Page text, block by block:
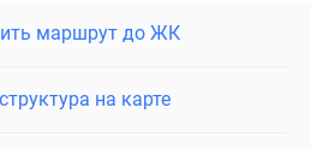
маршрут до ЖК
на карте